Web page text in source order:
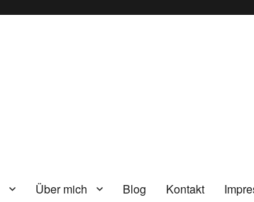
Über mich Blog Kontakt